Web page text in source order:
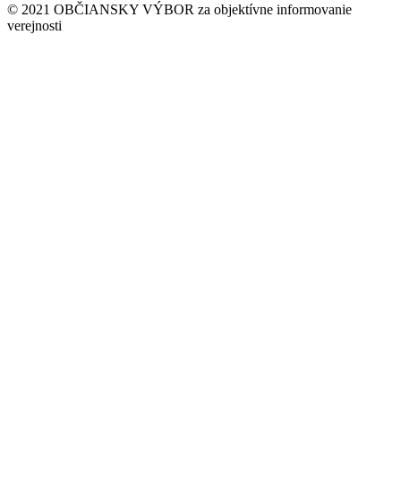
© 2021 OBČIANSKY VÝBOR za objektívne informovanie
verejnosti